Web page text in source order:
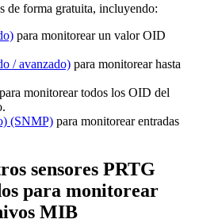
de forma gratuita, incluyendo:
para monitorear un valor OID
/ avanzado) para monitorear hasta
para monitorear todos los OID del
(SNMP) para monitorear entradas
sensores PRTG
para monitorear
MIB